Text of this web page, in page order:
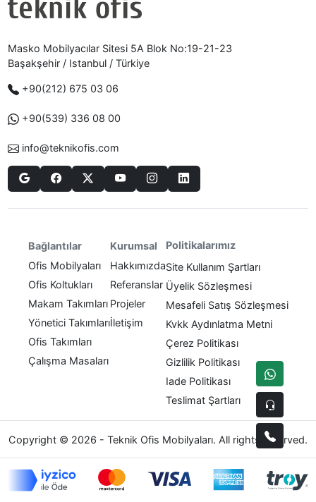
Masko Mobilyacılar Sitesi 5A Blok No:19-21-23
Başakşehir / Istanbul / Türkiye
+90(212) 675 03 06
+90(539) 336 08 00
info@teknikofis.com
Bağlantılar
Ofis Mobilyaları
Ofis Koltukları
Makam Takımları
Yönetici Takımları
Ofis Takımları
Çalışma Masaları
Kurumsal
Hakkımızda
Referanslar
Projeler
İletişim
Politikalarımız
Site Kullanım Şartları
Üyelik Sözleşmesi
Mesafeli Satış Sözleşmesi
Kvkk Aydınlatma Metni
Çerez Politikası
Gizlilik Politikası
Iade Politikası
Teslimat Şartları
Copyright © 2026 - Teknik Ofis Mobilyaları. All rights reserved.